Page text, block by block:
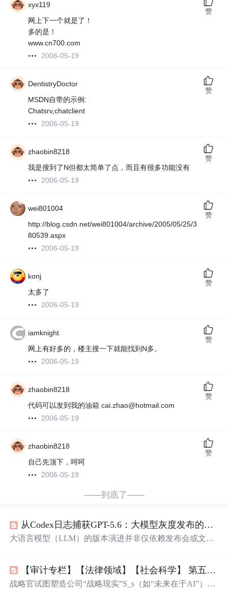
xyx119
网上下一个就是了！
多的是！
www.cn700.com
2006-05-19
赞
DentistryDoctor
MSDN自带的示例:
Chatsrv,chatclient
2006-05-19
赞
zhaobin8218
我是搜到了N但都太简单了点，而且有很多功能没有
2006-05-19
赞
wei801004
http://blog.csdn.net/wei801004/archive/2005/05/25/3
80539.aspx
2006-05-19
赞
konj
太多了
2006-05-19
赞
iamknight
网上有好多的，楼主搜一下就能找到N多。
2006-05-19
赞
zhaobin8218
代码可以发到我的油箱 cai.zhao@hotmail.com
2006-05-19
赞
zhaobin8218
自己先顶下，呵呵
2006-05-19
赞
——到底了——
从Codex日志捕获GPT-5.6：大模型灰度发布的工程信号识别指南
大语言模型（LLM）的版本演进并非仅依赖发布会或文档
化（MaaS）的核心原理：模型必须完成注册、路由就绪、
协议兼容与行为审计，才具备工程上线资格。其技术价值
【审计专栏】【法律领域】【社会科学】 第五十六篇 企业管理层互动形态分析01 AI分析
战略官试图塑造公司“战略现实”S_s（如“未来在于AI”），